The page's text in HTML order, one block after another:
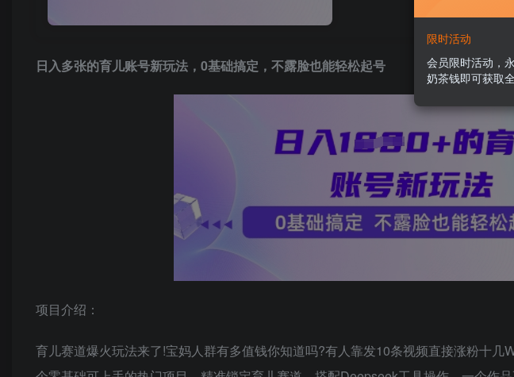
日入多张的育儿账号新玩法，0基础搞定，不露脸也能轻松起号
项目介绍：
育儿赛道爆火玩法来了!宝妈人群有多值钱你知道吗?有人靠发10条视频直接涨粉十几
限时活动
会员限时活动，
奶茶钱即可获取